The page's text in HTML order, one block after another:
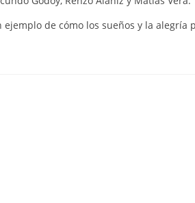
de cómo los sueños y la